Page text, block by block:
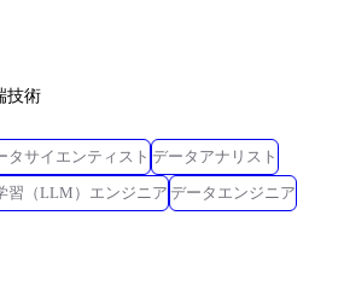
技術
タサイエンティスト データアナリスト
習（LLM）エンジニア データエンジニア